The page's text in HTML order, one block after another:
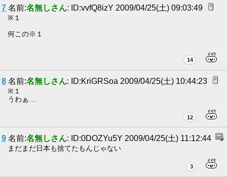
7 名前:名無しさん: ID:vvfQ8izY 2009/04/25(土) 09:03:49
※１
何この※１
14
8 名前:名無しさん: ID:KriGRSoa 2009/04/25(土) 10:44:23
※１
うわぁ…
12
9 名前:名無しさん: ID:0DOZYu5Y 2009/04/25(土) 11:12:44
まだまだ日本も捨てたもんじゃない
3